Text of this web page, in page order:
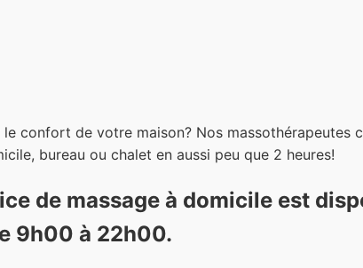
confort de votre maison? Nos massothérapeutes
bureau ou chalet en aussi peu que 2 heures!
de massage à domicile est
9h00 à 22h00.